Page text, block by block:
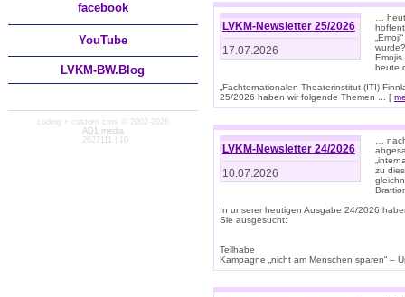
facebook
YouTube
LVKM-BW.Blog
coding + custom cms © 2002-2026
AD1 media
· 2627111 | 10
LVKM-Newsletter 25/2026
17.07.2026
…
Emojis
heute
„Fachternationalen Theaterinstitut (ITI)
25/2026 haben wir folgende Themen ... [
LVKM-Newsletter 24/2026
10.07.2026
…
zu
In unserer heutigen Ausgabe 24/2026
Sie ausgesucht:
Teilhabe
Kampagne „nicht am Menschen sparen“ –